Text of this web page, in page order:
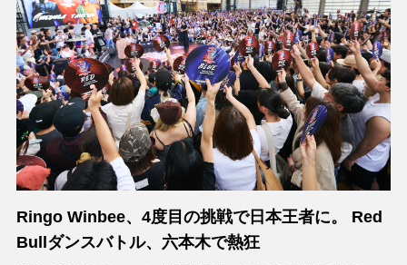
Ringo Winbee、4度目の挑戦で日本王者に。 Red
Bullダンスバトル、六本木で熱狂